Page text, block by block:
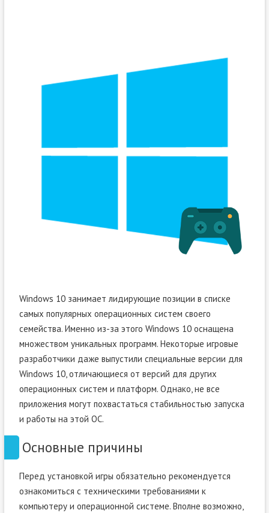
Windows 10 занимает лидирующие позиции в списке
самых популярных операционных систем своего
семейства. Именно из-за этого Windows 10 оснащена
множеством уникальных программ. Некоторые игровые
разработчики даже выпустили специальные версии для
Windows 10, отличающиеся от версий для других
операционных систем и платформ. Однако, не все
приложения могут похвастаться стабильностью запуска
и работы на этой ОС.
Основные причины
Перед установкой игры обязательно рекомендуется
ознакомиться с техническими требованиями к
компьютеру и операционной системе. Вполне возможно,